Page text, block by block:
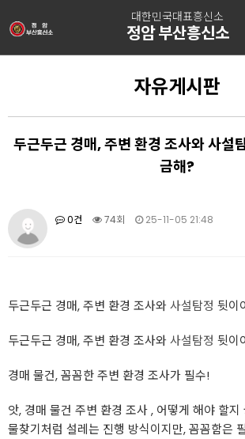
대한민국대표흥신소
정암 부산흥신소
자유게시판
두근두근 경매, 주변 환경 조사와 사설
금해?
0건 74회 25-11-05 21:48
두근두근 경매, 주변 환경 조사와사설탐정 뒷이
두근두근 경매, 주변 환경 조사와사설탐정 뒷이
경매 물건, 꼼꼼한 주변 환경 조사가 필수!
앗, 경매 물건 주변 환경 조사 , 어떻게 해야 할
물찾기처럼 설레는 진행 방식이지만, 꼼꼼함은